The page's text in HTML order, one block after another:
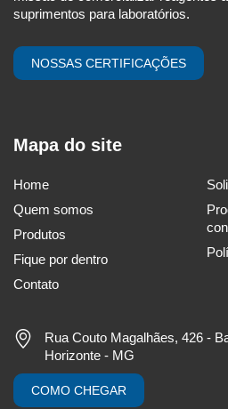
suprimentos para laboratórios.
NOSSAS CERTIFICAÇÕES
Mapa do site
Home
Quem somos
Produtos
Fique por dentro
Contato
Rua Couto Magalhães, 426 -
Horizonte - MG
COMO CHEGAR